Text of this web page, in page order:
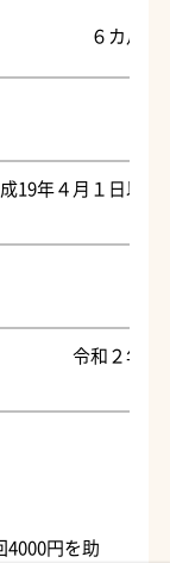
６カ月
19年４月１日以
令和２年
4000円を助